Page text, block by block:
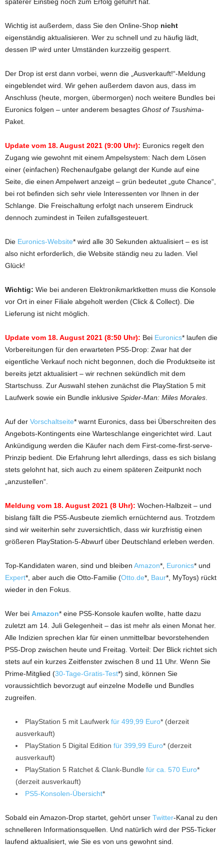
Wichtig ist außerdem, dass Sie den Online-Shop nicht
eigenständig aktualisieren. Wer zu schnell und zu häufig lädt,
dessen IP wird unter Umständen kurzzeitig gesperrt.
Der Drop ist erst dann vorbei, wenn die „Ausverkauft!“-Meldung
eingeblendet wird. Wir gehen außerdem davon aus, dass im
Anschluss (heute, morgen, übermorgen) noch weitere Bundles bei
Euronics folgen – unter anderem besagtes Ghost of Tsushima-
Paket.
Update vom 18. August 2021 (9:00 Uhr): Euronics regelt den
Zugang wie gewohnt mit einem Ampelsystem: Nach dem Lösen
einer (einfachen) Rechenaufgabe gelangt der Kunde auf eine
Seite, die einen Ampelwert anzeigt – grün bedeutet „gute Chance“,
bei rot befinden sich sehr viele Interessenten vor Ihnen in der
Schlange. Die Freischaltung erfolgt nach unserem Eindruck
dennoch zumindest in Teilen zufallsgesteuert.
Die Euronics-Website* wird alle 30 Sekunden aktualisiert – es ist
also nicht erforderlich, die Website ständig neu zu laden. Viel
Glück!
Wichtig: Wie bei anderen Elektronikmarktketten muss die Konsole
vor Ort in einer Filiale abgeholt werden (Click & Collect). Die
Lieferung ist nicht möglich.
Update vom 18. August 2021 (8:50 Uhr): Bei Euronics* laufen die
Vorbereitungen für den erwarteten PS5-Drop: Zwar hat der
eigentliche Verkauf noch nicht begonnen, doch die Produktseite ist
bereits jetzt aktualisiert – wir rechnen sekündlich mit dem
Startschuss. Zur Auswahl stehen zunächst die PlayStation 5 mit
Laufwerk sowie ein Bundle inklusive Spider-Man: Miles Morales
Auf der Vorschaltseite* warnt Euronics, dass bei Überschreiten des
Angebots-Kontingents eine Warteschlange eingerichtet wird. Laut
Ankündigung werden die Käufer nach dem First-come-first-serve-
Prinzip bedient. Die Erfahrung lehrt allerdings, dass es sich bislang
stets gelohnt hat, sich auch zu einem späteren Zeitpunkt noch
„anzustellen“.
Meldung vom 18. August 2021 (8 Uhr): Wochen-Halbzeit – und
bislang fällt die PS5-Ausbeute ziemlich ernüchternd aus. Trotzdem
sind wir weiterhin sehr zuversichtlich, dass wir kurzfristig einen
größeren PlayStation-5-Abwurf über Deutschland erleben werden.
Top-Kandidaten waren, sind und bleiben Amazon*, Euronics* und
Expert*, aber auch die Otto-Familie (Otto.de*, Baur*, MyToys) rückt
wieder in den Fokus.
Wer bei Amazon* eine PS5-Konsole kaufen wollte, hatte dazu
zuletzt am 14. Juli Gelegenheit – das ist mehr als einen Monat her.
Alle Indizien sprechen klar für einen unmittelbar bevorstehenden
PS5-Drop zwischen heute und Freitag. Vorteil: Der Blick richtet sich
stets auf ein kurzes Zeitfenster zwischen 8 und 11 Uhr. Wenn Sie
Prime-Mitglied (30-Tage-Gratis-Test*) sind, können Sie
voraussichtlich bevorzugt auf einzelne Modelle und Bundles
zugreifen.
PlayStation 5 mit Laufwerk für 499,99 Euro* (derzeit
ausverkauft)
PlayStation 5 Digital Edition für 399,99 Euro* (derzeit
ausverkauft)
PlayStation 5 Ratchet & Clank-Bundle für ca. 570 Euro*
(derzeit ausverkauft)
PS5-Konsolen-Übersicht*
Sobald ein Amazon-Drop startet, gehört unser Twitter-Kanal zu den
schnelleren Informationsquellen. Und natürlich wird der PS5-Ticker
laufend aktualisiert, wie Sie es von uns gewohnt sind.